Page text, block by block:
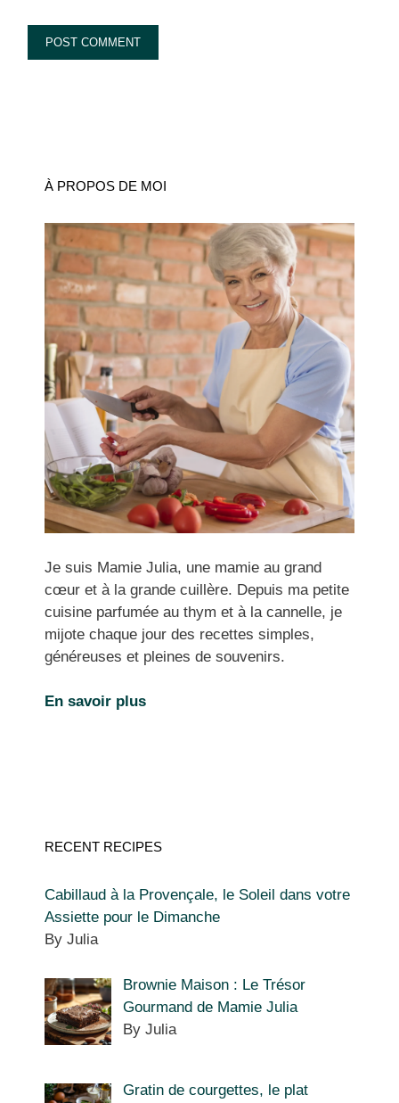
À PROPOS DE MOI
Je suis Mamie Julia, une mamie au grand
cœur et à la grande cuillère. Depuis ma petite
cuisine parfumée au thym et à la cannelle, je
mijote chaque jour des recettes simples,
généreuses et pleines de souvenirs.
En savoir plus
RECENT RECIPES
Cabillaud à la Provençale, le Soleil dans votre
Assiette pour le Dimanche
By Julia
Brownie Maison : Le Trésor
Gourmand de Mamie Julia
By Julia
Gratin de courgettes, le plat